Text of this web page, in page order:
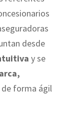
desde
y se
de forma ágil